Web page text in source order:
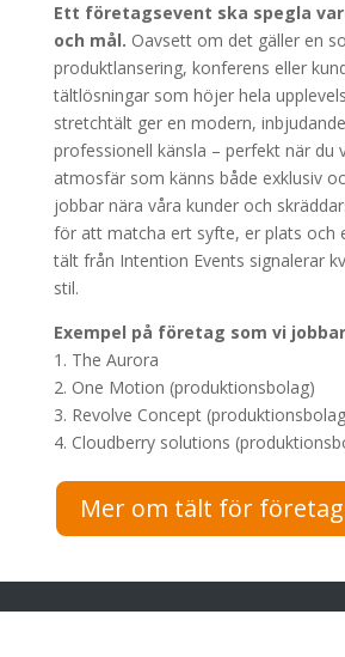
Ett företagsevent ska spegla
och mål. Oavsett om det gäller en
produktlansering, konferens eller
tältlösningar som höjer hela
stretchtält ger en modern,
professionell känsla – perfekt när du
atmosfär som känns både exklusiv
jobbar nära våra kunder och
för att matcha ert syfte, er plats och
tält från Intention Events signalerar
stil.
Exempel på företag som vi
1. The Aurora
2. One Motion (produktionsbolag)
3. Revolve Concept
4. Cloudberry solutions
Mer om tält för